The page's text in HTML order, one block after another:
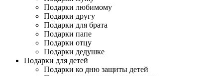
Подарки любимому
Подарки другу
Подарки для брата
Подарки папе
Подарки отцу
Подарки дедушке
Подарки для детей
Подарки ко дню защиты детей